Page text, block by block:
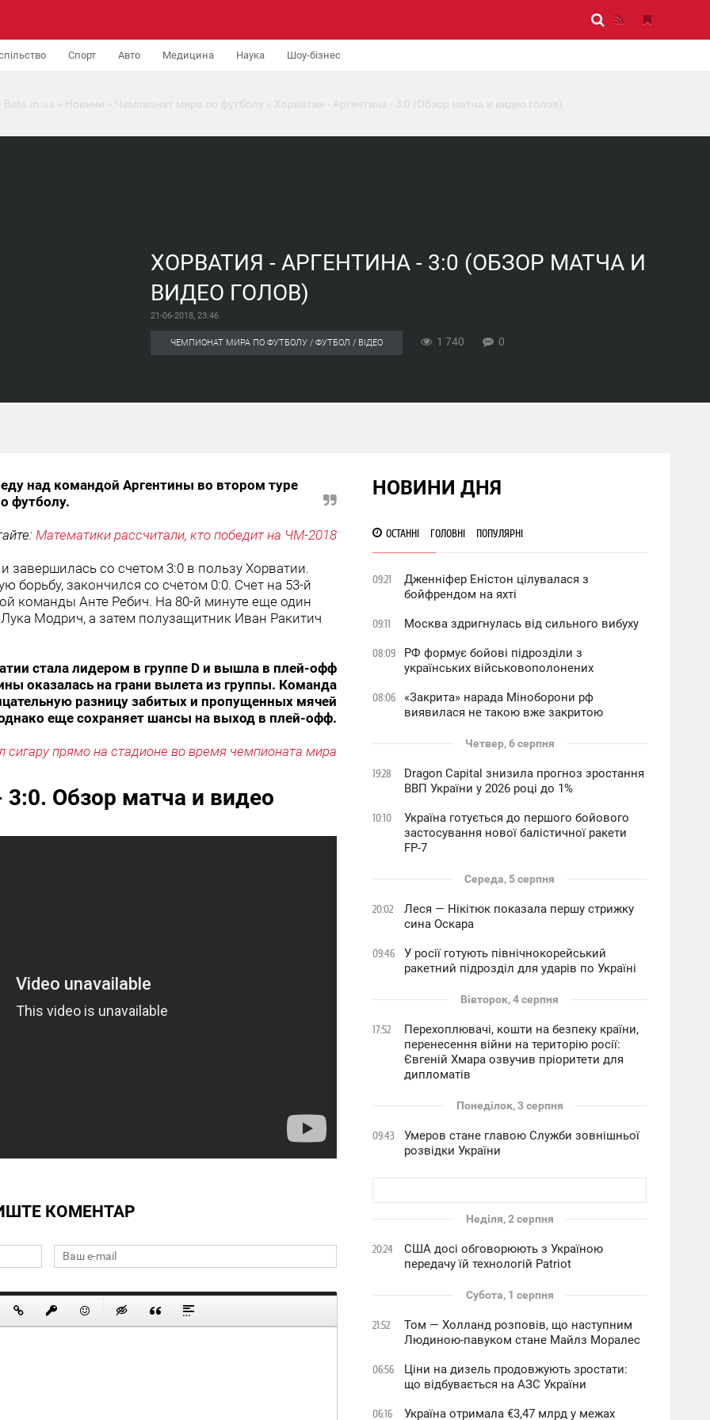
Спорт Авто Медицина Наука Шоу-бізнес
Beta.in.ua Новини Чемпионат мира по футболу » Хорватия - Аргентина - 3:0 (Обзор матча и видео голов)
ХОРВАТИЯ - АРГЕНТИНА - 3:0 (ОБЗОР МАТЧА И
ВИДЕО ГОЛОВ)
21-06-2018, 23:46
ЧЕМПИОНАТ МИРА ПО ФУТБОЛУ / ФУТБОЛ / ВІДЕО 1 740 0
над командой Аргентины во втором туре
футболу.
Математики рассчитали, кто победит на ЧМ-2018
со счетом 3:0 в пользу Хорватии.
борьбу, закончился со счетом 0:0. Счет на 53-й
команды Анте Ребич. На 80-й минуте еще один
Модрич, а затем полузащитник Иван Ракитич
стала лидером в группе D и вышла в плей-офф
оказалась на грани вылета из группы. Команда
разницу забитых и пропущенных мячей
еще сохраняет шансы на выход в плей-офф.
сигару прямо на стадионе во время чемпионата мира
3:0. Обзор матча и видео
КОМЕНТАР
НОВИНИ ДНЯ
ОСТАННІ ГОЛОВНІ ПОПУЛЯРНІ
09:21
Дженніфер Еністон цілувалася з
бойфрендом на яхті
09:11 Москва здригнулась від сильного вибуху
08:09
РФ формує бойові підрозділи з
українських військовополонених
08:06
«Закрита» нарада Міноборони рф
виявилася не такою вже закритою
Четвер, 6 серпня
19:28
Dragon Capital знизила прогноз зростання
ВВП України у 2026 році до 1%
10:10
Україна готується до першого бойового
застосування нової балістичної ракети
FP-7
Середа, 5 серпня
20:02
Леся — Нікітюк показала першу стрижку
сина Оскара
09:46
У росії готують північнокорейський
ракетний підрозділ для ударів по Україні
Вівторок, 4 серпня
17:52
Перехоплювачі, кошти на безпеку країни,
перенесення війни на територію росії:
Євгеній Хмара озвучив пріоритети для
дипломатів
Понеділок, 3 серпня
09:43
Умеров стане главою Служби зовнішньої
розвідки України
Неділя, 2 серпня
20:24
США досі обговорюють з Україною
передачу їй технологій Patriot
Субота, 1 серпня
21:52
Том — Холланд розповів, що наступним
Людиною-павуком стане Майлз Моралес
06:56
Ціни на дизель продовжують зростати:
що відбувається на АЗС України
06:16
Україна отримала €3,47 млрд у межах